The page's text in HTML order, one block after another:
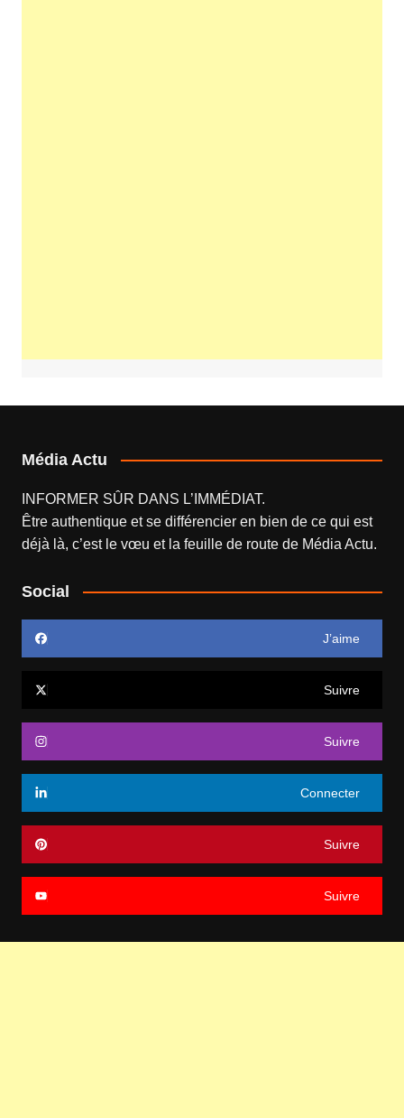
Média Actu
INFORMER SÛR DANS L’IMMÉDIAT.
Être authentique et se différencier en bien de ce qui est
déjà là, c’est le vœu et la feuille de route de Média Actu.
Social
J’aime
Suivre
Suivre
Connecter
Suivre
Suivre